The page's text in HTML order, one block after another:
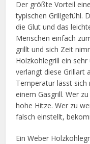
Der größte Vorteil
typischen Grillgefühl.
die Glut und das
Menschen einfach
grillt und sich Zeit
Holzkohlegrill ein sehr
verlangt diese Grillart
Temperatur lässt
einem Gasgrill. Wer
hohe Hitze. Wer zu
falsch einstellt,
Ein Weber